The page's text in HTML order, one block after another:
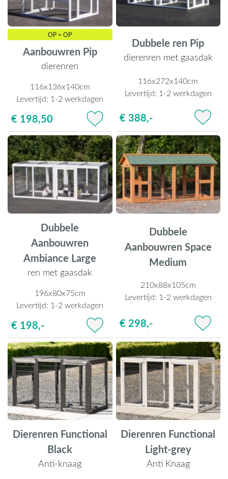
OP = OP
Aanbouwren Pip
dierenren
116x136x140cm
Levertijd: 1-2 werkdagen
€ 198,50
Dubbele ren Pip
dierenren met gaasdak
116x272x140cm
Levertijd: 1-2 werkdagen
€ 388,-
Dubbele
Aanbouwren
Ambiance Large
ren met gaasdak
196x80x75cm
Levertijd: 1-2 werkdagen
€ 198,-
Dubbele
Aanbouwren Space
Medium
210x88x105cm
Levertijd: 1-2 werkdagen
€ 298,-
Dierenren Functional
Black
Anti-knaag
Dierenren Functional
Light-grey
Anti Knaag